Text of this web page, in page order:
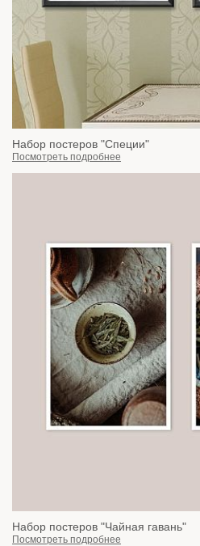
Набор постеров "Специи"
Посмотреть подробнее
Набор постеров "Чайная гавань"
Посмотреть подробнее